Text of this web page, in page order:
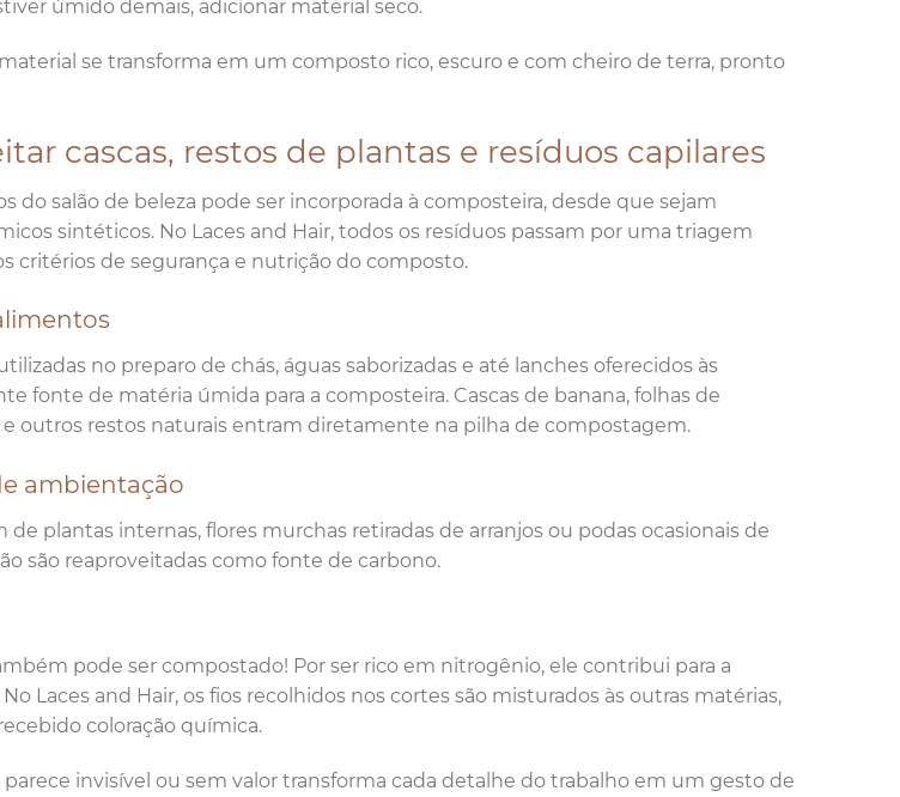
úmido demais, adicionar material seco.
se transforma em um composto rico, escuro e com cheiro de terra, pronto
cascas, restos de plantas e resíduos capilares
do salão de beleza pode ser incorporada à composteira, desde que sejam
sintéticos. No Laces and Hair, todos os resíduos passam por uma triagem
critérios de segurança e nutrição do composto.
no preparo de chás, águas saborizadas e até lanches oferecidos às
fonte de matéria úmida para a composteira. Cascas de banana, folhas de
e outros restos naturais entram diretamente na pilha de compostagem.
ambientação
de plantas internas, flores murchas retiradas de arranjos ou podas ocasionais de
são reaproveitadas como fonte de carbono.
pode ser compostado! Por ser rico em nitrogênio, ele contribui para a
Laces and Hair, os fios recolhidos nos cortes são misturados às outras matérias,
coloração química.
invisível ou sem valor transforma cada detalhe do trabalho em um gesto de